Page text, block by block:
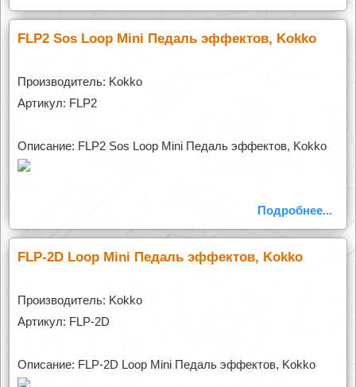
FLP2 Sos Loop Mini Педаль эффектов, Kokko
Производитель: Kokko
Артикул: FLP2
Описание: FLP2 Sos Loop Mini Педаль эффектов, Kokko
Подробнее...
FLP-2D Loop Mini Педаль эффектов, Kokko
Производитель: Kokko
Артикул: FLP-2D
Описание: FLP-2D Loop Mini Педаль эффектов, Kokko